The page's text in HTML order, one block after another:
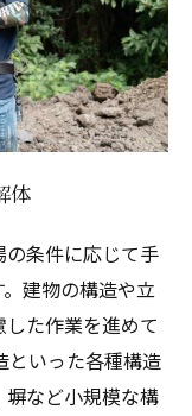
体
条件に応じて手
建物の構造や立
た作業を進めて
といった各種構造
など小規模な構